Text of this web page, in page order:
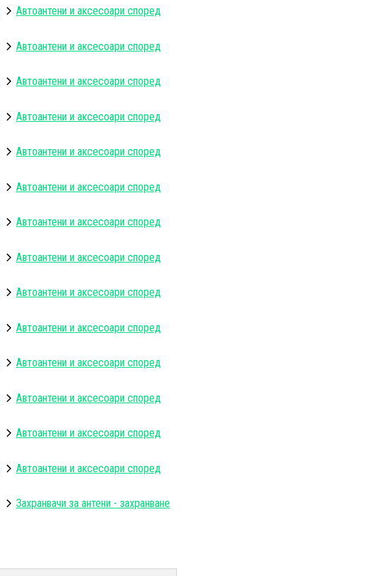
Автоантени и аксесоари според
Автоантени и аксесоари според
Автоантени и аксесоари според
Автоантени и аксесоари според
Автоантени и аксесоари според
Автоантени и аксесоари според
Автоантени и аксесоари според
Автоантени и аксесоари според
Автоантени и аксесоари според
Автоантени и аксесоари според
Автоантени и аксесоари според
Автоантени и аксесоари според
Автоантени и аксесоари според
Автоантени и аксесоари според
Захранвачи за антени - захранване